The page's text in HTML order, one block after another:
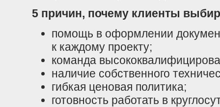
5 причин, почему клиенты
помощь в оформлении
к каждому проекту;
команда
наличие собственного
гибкая ценовая политика;
готовность работать в